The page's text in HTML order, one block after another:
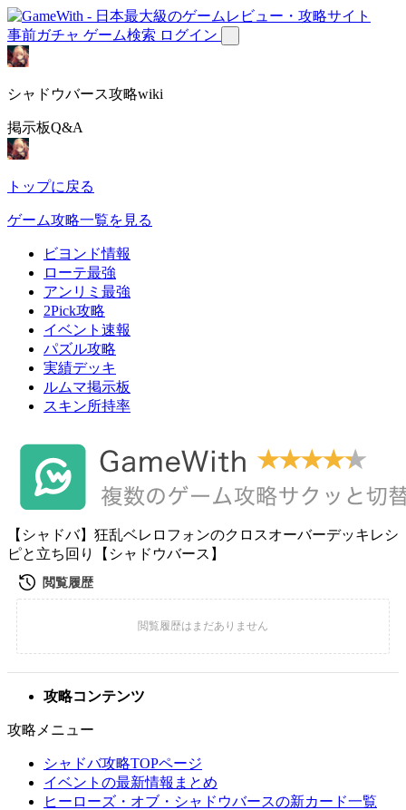
事前ガチャ ゲーム検索 ログイン
シャドウバース攻略wiki
掲示板Q&A
トップに戻る
ゲーム攻略一覧を見る
ビヨンド情報
ローテ最強
アンリミ最強
2Pick攻略
イベント速報
パズル攻略
実績デッキ
ルムマ掲示板
スキン所持率
【シャドバ】狂乱ベレロフォンのクロスオーバーデッキレシ
ピと立ち回り【シャドウバース】
攻略コンテンツ
攻略メニュー
シャドバ攻略TOPページ
イベントの最新情報まとめ
ヒーローズ・オブ・シャドウバースの新カード一覧